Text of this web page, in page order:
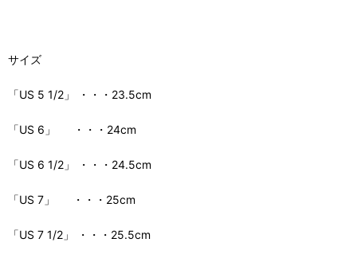
サイズ
「US 5 1/2」 ・・・23.5cm
「US 6」 ・・・24cm
「US 6 1/2」 ・・・24.5cm
「US 7」 ・・・25cm
「US 7 1/2」 ・・・25.5cm